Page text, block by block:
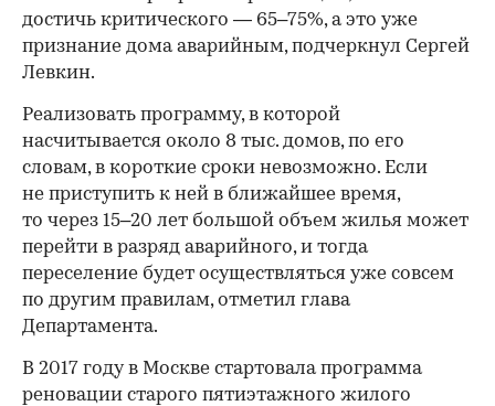
достичь критического — 65–75%, а это уже
признание дома аварийным, подчеркнул Сергей
Левкин.
Реализовать программу, в которой
насчитывается около 8 тыс. домов, по его
словам, в короткие сроки невозможно. Если
не приступить к ней в ближайшее время,
то через 15–20 лет большой объем жилья может
перейти в разряд аварийного, и тогда
переселение будет осуществляться уже совсем
по другим правилам, отметил глава
Департамента.
В 2017 году в Москве стартовала программа
реновации старого пятиэтажного жилого